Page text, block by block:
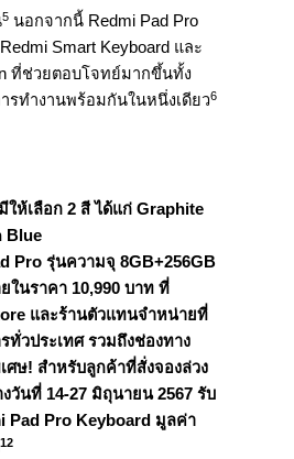
5 นอกจากนี้ Redmi Pad Pro
Smart Keyboard และ
ที่ช่วยตอบโจทย์มากขึ้นทั้ง
รทำงานพร้อมกันในหนึ่งเดียว6
ให้เลือก 2 สี ได้แก่ Graphite
Blue
Pro รุ่นความจุ 8GB+256GB
ในราคา 10,990 บาท ที่
และร้านตัวแทนจำหน่ายที่
ทั่วประเทศ รวมถึงช่องทาง
ศษ! สำหรับลูกค้าที่สั่งจองล่วง
วันที่ 14-27 มิถุนายน 2567 รับ
Pad Pro Keyboard มูลค่า
12